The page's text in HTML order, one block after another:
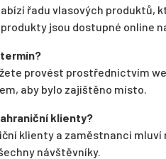
řadu vlasových produktů,
jsou dostupné online
provést prostřednictvím
aby bylo zajištěno místo.
klienty?
klienty a zaměstnanci
návštěvníky.